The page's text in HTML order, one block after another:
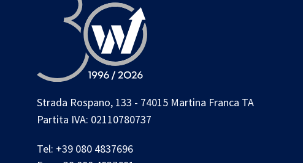
Strada Rospano, 133 - 74015 Martina Franca TA
Partita IVA: 02110780737
Tel: +39 080 4837696